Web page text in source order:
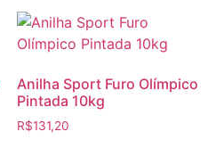
Anilha Sport Furo Olímpico
Pintada 10kg
R$131,20